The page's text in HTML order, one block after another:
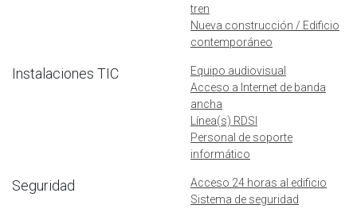
tren
Nueva construcción / Edificio
contemporáneo
Instalaciones TIC
Equipo audiovisual
Acceso a Internet de banda
ancha
Línea(s) RDSI
Personal de soporte
informático
Seguridad
Acceso 24 horas al edificio
Sistema de seguridad